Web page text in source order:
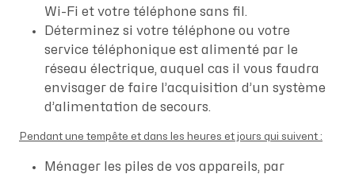
Wi-Fi et votre téléphone sans fil.
Déterminez si votre téléphone ou votre
service téléphonique est alimenté par le
réseau électrique, auquel cas il vous faudra
envisager de faire l’acquisition d’un système
d’alimentation de secours.
Pendant une tempête et dans les heures et jours qui suivent :
Ménager les piles de vos appareils, par